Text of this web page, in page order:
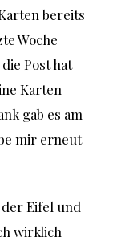
bereits
Woche
Post hat
Karten
gab es am
mir erneut
der Eifel und
wirklich